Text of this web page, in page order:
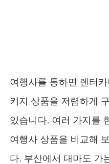
여행사를 통하면 렌터
키지 상품을 저렴하게
있습니다. 여러 가지를
여행사 상품을 비교해
다. 부산에서 대마도 가